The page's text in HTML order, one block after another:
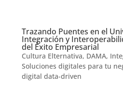
Trazando Puentes en el
Integración y
del Éxito Empresarial
Cultura Elternativa, DAMA,
Soluciones digitales para tu
digital data-driven